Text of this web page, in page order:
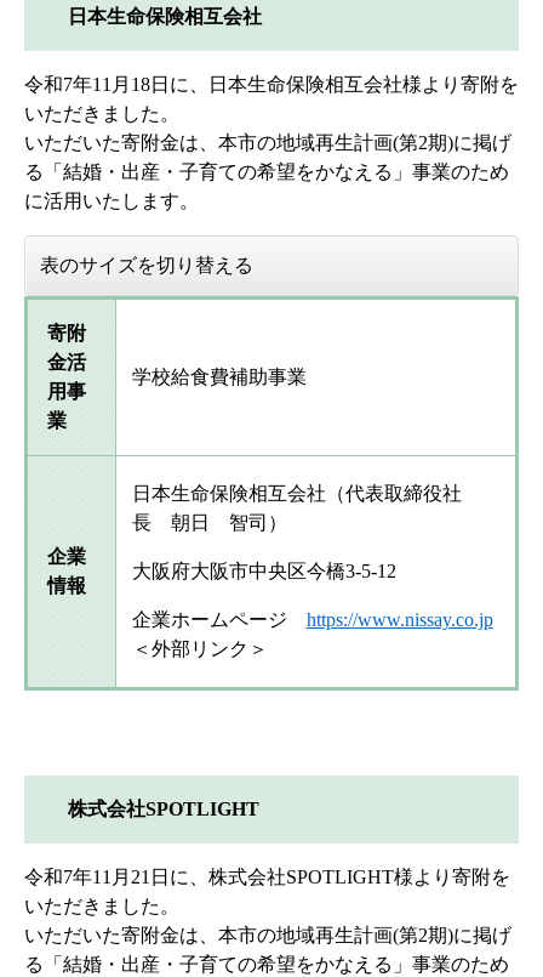
日本生命保険相互会社
令和7年11月18日に、日本生命保険相互会社様より寄附を
いただきました。
いただいた寄附金は、本市の地域再生計画(第2期)に掲げ
る「結婚・出産・子育ての希望をかなえる」事業のため
に活用いたします。
表のサイズを切り替える
寄附
金活
用事
業
学校給食費補助事業
企業
情報
日本生命保険相互会社（代表取締役社
長 朝日 智司）
大阪府大阪市中央区今橋3-5-12
企業ホームページ https://www.nissay.co.jp
＜外部リンク＞
株式会社SPOTLIGHT
令和7年11月21日に、株式会社SPOTLIGHT様より寄附を
いただきました。
いただいた寄附金は、本市の地域再生計画(第2期)に掲げ
る「結婚・出産・子育ての希望をかなえる」事業のため